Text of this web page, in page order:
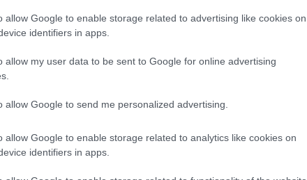
allow Google to enable storage related to advertising like cookies on
identifiers in apps.
allow my user data to be sent to Google for online advertising
allow Google to send me personalized advertising.
allow Google to enable storage related to analytics like cookies on
identifiers in apps.
che favorirà
in serata, lasciando però una
durante le ore notturne. I venti soffieranno
con rotazione verso ovest; lo
zero
Sulla costa il mare risulterà da poco mosso
anticiclone e giornate